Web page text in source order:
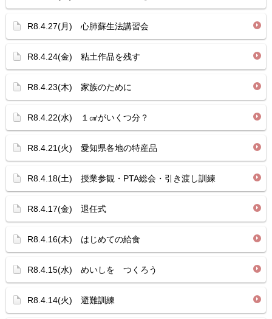
R8.4.27(月) 心肺蘇生法講習会
R8.4.24(金) 粘土作品を残す
R8.4.23(木) 家族のために
R8.4.22(水) １㎤がいくつ分？
R8.4.21(火) 愛知県各地の特産品
R8.4.18(土) 授業参観・PTA総会・引き渡し訓練
R8.4.17(金) 退任式
R8.4.16(木) はじめての給食
R8.4.15(水) めいしを つくろう
R8.4.14(火) 避難訓練